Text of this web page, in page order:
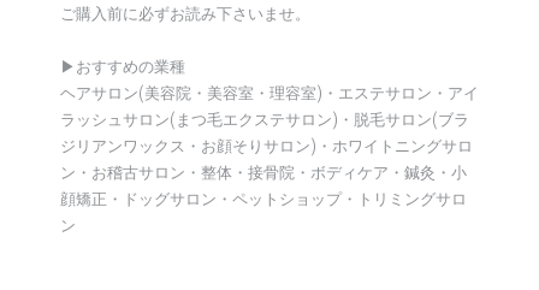
ご購入前に必ずお読み下さいませ。
▶︎おすすめの業種
ヘアサロン(美容院・美容室・理容室)・エステサロン・アイ
ラッシュサロン(まつ毛エクステサロン)・脱毛サロン(ブラ
ジリアンワックス・お顔そりサロン)・ホワイトニングサロ
ン・お稽古サロン・整体・接骨院・ボディケア・鍼灸・小
顔矯正・ドッグサロン・ペットショップ・トリミングサロ
ン